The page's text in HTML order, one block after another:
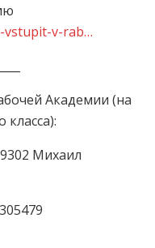
vstupit-v-rab…
Академии (на
Михаил